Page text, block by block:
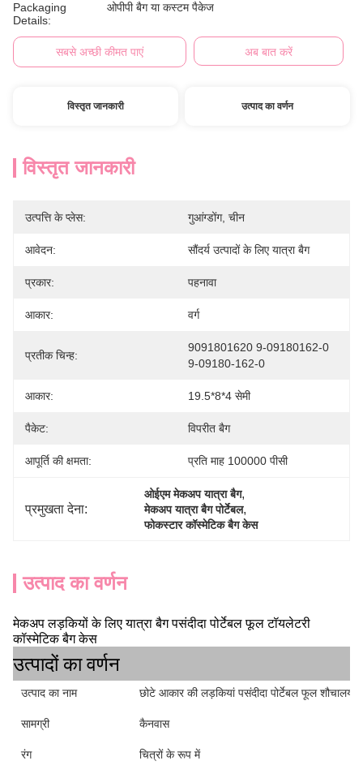
Packaging
Details:
ओपीपी बैग या कस्टम पैकेज
सबसे अच्छी कीमत पाएं अब बात करें
विस्तृत जानकारी उत्पाद का वर्णन
विस्तृत जानकारी
उत्पत्ति के प्लेस: गुआंग्डोंग, चीन
आवेदन: सौंदर्य उत्पादों के लिए यात्रा बैग
प्रकार: पहनावा
आकार: वर्ग
प्रतीक चिन्ह:
9091801620 9-09180162-0
9-09180-162-0
आकार: 19.5*8*4 सेमी
पैकेट: विपरीत बैग
आपूर्ति की क्षमता: प्रति माह 100000 पीसी
प्रमुखता देना:
ओईएम मेकअप यात्रा बैग,
मेकअप यात्रा बैग पोर्टेबल,
फोकस्टार कॉस्मेटिक बैग केस
उत्पाद का वर्णन
मेकअप लड़कियों के लिए यात्रा बैग पसंदीदा पोर्टेबल फूल टॉयलेटरी
कॉस्मेटिक बैग केस
उत्पादों का वर्णन
उत्पाद का नाम छोटे आकार की लड़कियां पसंदीदा पोर्टेबल फूल शौचालय
सामग्री कैनवास
रंग चित्रों के रूप में